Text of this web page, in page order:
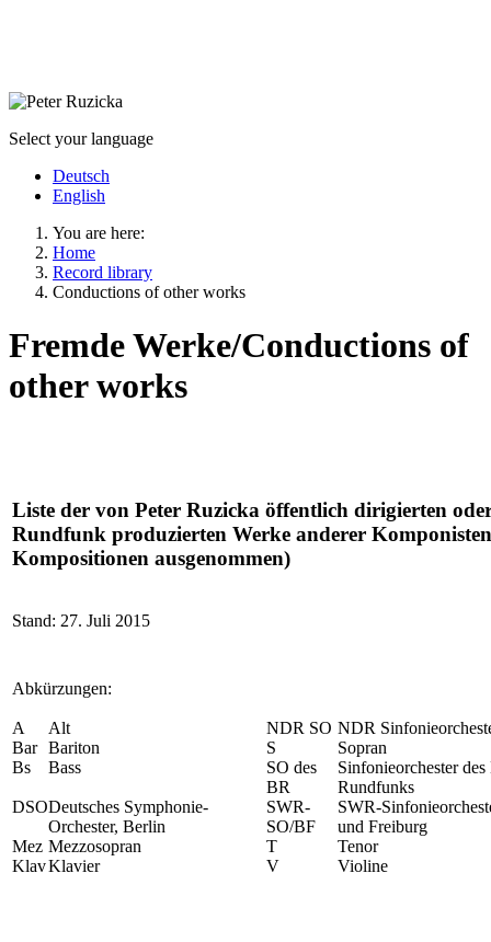
Select your language
Deutsch
English
You are here:
Home
Record library
Conductions of other works
Fremde Werke/Conductions of
other works
Liste der von Peter Ruzicka öffentlich dirigierten
Rundfunk produzierten Werke anderer Komponisten
Kompositionen ausgenommen)
Stand: 27. Juli 2015
Abkürzungen:
A Alt NDR SO NDR
Bar Bariton S
Sopran
Bs
Bass
SO des
BR
Sinfonieorchester
Rundfunks
DSODeutsches Symphonie-
Orchester, Berlin
SWR-
SO/BF
SWR-
und Freiburg
Mez Mezzosopran T
Tenor
KlavKlavier V Violine